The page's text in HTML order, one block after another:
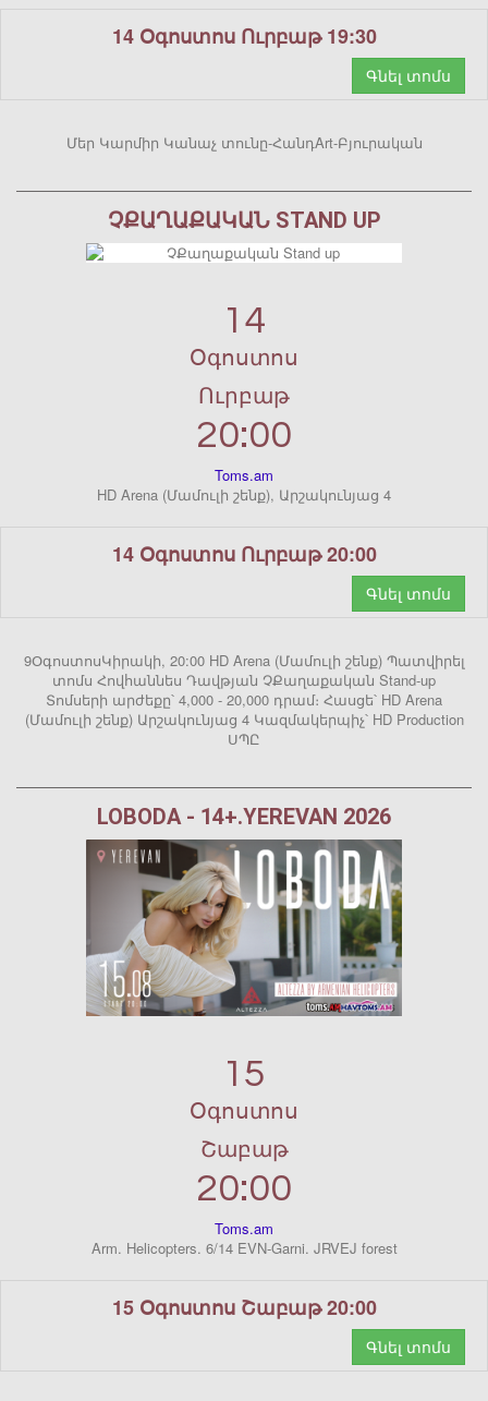
14 Օգոստոս Ուրբաթ 19:30
Գնել տոմս
Մեր Կարմիր Կանաչ տունը-ՀանդArt-Բյուրական
ՉՔԱՂԱՔԱԿԱՆ STAND UP
14
Օգոստոս
Ուրբաթ
20:00
Toms.am
HD Arena (Մամուլի շենք), Արշակունյաց 4
14 Օգոստոս Ուրբաթ 20:00
Գնել տոմս
9ՕգոստոսԿիրակի, 20:00 HD Arena (Մամուլի շենք) Պատվիրել
տոմս Հովհաննես Դավթյան ՉՔաղաքական Stand-up
Տոմսերի արժեքը՝ 4,000 - 20,000 դրամ։ Հասցե՝ HD Arena
(Մամուլի շենք) Արշակունյաց 4 Կազմակերպիչ՝ HD Production
ՍՊԸ
LOBODA - 14+.YEREVAN 2026
15
Օգոստոս
Շաբաթ
20:00
Toms.am
Arm. Helicopters. 6/14 EVN-Garni. JRVEJ forest
15 Օգոստոս Շաբաթ 20:00
Գնել տոմս